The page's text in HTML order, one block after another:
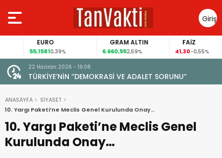
Giriş
Yap
55,15810,39%
GRAM ALTIN
6.660,552,59% -0,55%
22 Haziran 2026 - 19:08
TÜRKİYE’NİN “DEMOKRASİ VE ADALET SORUNU”
ANASAYFA
SİYASET
10. Yargı Paketi’ne Meclis Genel Kurulunda Onay…
10. Yargı Paketi’ne Meclis Genel
Kurulunda Onay…